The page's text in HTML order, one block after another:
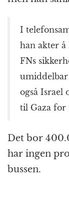
I
han akter å
FNs
umiddelbar
også Israel
til Gaza for
Det bor
har ingen
bussen.